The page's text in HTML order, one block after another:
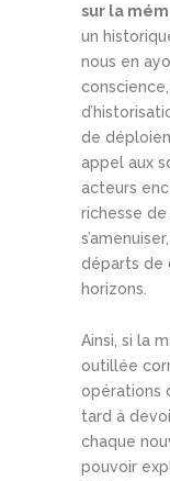
sur la
un
nous en
de
appel aux
acteurs
richesse
départs de
horizons.
Ainsi, si la
outillée
opérations
tard à
chaque
pouvoir